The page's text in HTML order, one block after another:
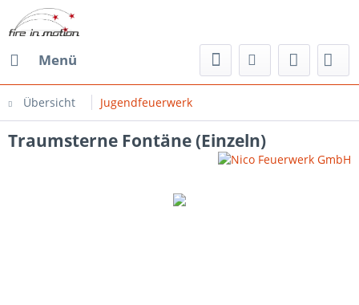
Menü
Übersicht Jugendfeuerwerk
Traumsterne Fontäne (Einzeln)